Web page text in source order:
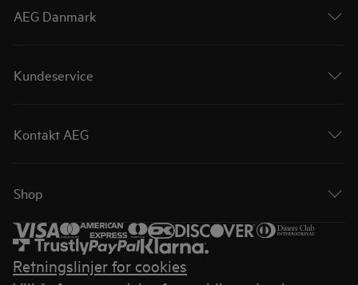
AEG Danmark
Kundeservice
Kontakt AEG
Shop
Retningslinjer for cookies